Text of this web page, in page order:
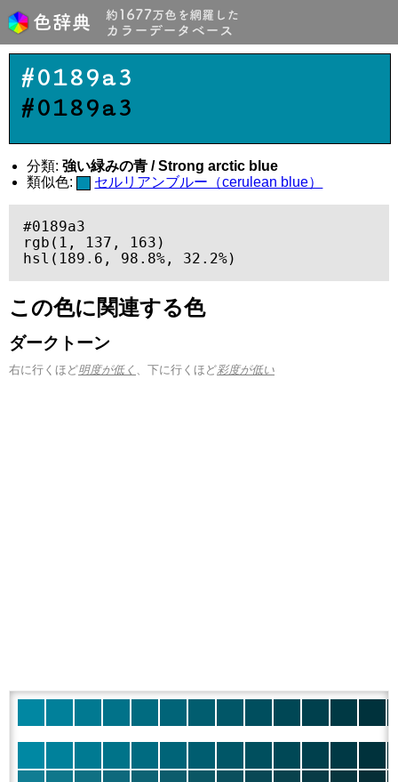
#0189a3
#0189a3
分類: 強い緑みの青 / Strong arctic blue
類似色:
セルリアンブルー（cerulean blue）
#0189a3
rgb(1, 137, 163)
hsl(189.6, 98.8%, 32.2%)
この色に関連する色
ダークトーン
右に行くほど明度が低く 、下に行くほど彩度が低い